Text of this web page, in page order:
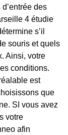
des
4 étudie
s’il
souris et quels
Ainsi, votre
conditions.
est
que
SI vous avez
votre
afin